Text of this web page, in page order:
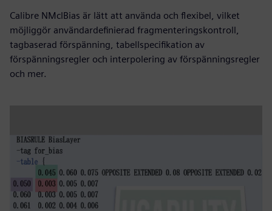
Calibre NMclBias är lätt att använda och flexibel, vilket
möjliggör användardefinierad fragmenteringskontroll,
tagbaserad förspänning, tabellspecifikation av
förspänningsregler och interpolering av förspänningsregler
och mer.